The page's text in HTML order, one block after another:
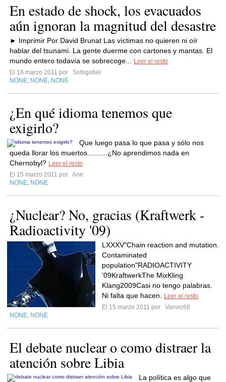
En estado de shock, los evacuados
aún ignoran la magnitud del desastre
► Imprimir Por David Brunat Las víctimas no quieren ni oír
hablar del tsunami. La gente duerme con cartones y mantas. El
mundo entero todavía se sobrecoge...
Leer el resto
El 16 marzo 2011 por
Sofogebel
NONE NONE NONE
¿En qué idioma tenemos que
exigirlo?
Que luego pasa lo que pasa y sólo nos
queda llorar los muertos..........¿No aprendimos nada en
Chernobyl? Leer el resto
El 15 marzo 2011 por Ane
NONE NONE
¿Nuclear? No, gracias (Kraftwerk -
Radioactivity '09)
LXXXV"Chain reaction and mutation.
Contaminated
population"RADIOACTIVITY
'09KraftwerkThe MixKling
Klang2009Casi no tengo palabras.
Ni falta que hacen.
Leer el resto
El 15 marzo 2011 por
Vanvic68
NONE NONE
El debate nuclear o como distraer la
atención sobre Libia
La política es algo que